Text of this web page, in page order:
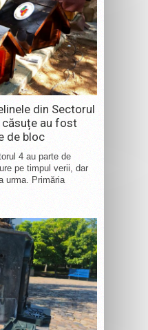
din Sectorul
căsuțe au fost
de bloc
4 au parte de
pe timpul verii, dar
urma. Primăria